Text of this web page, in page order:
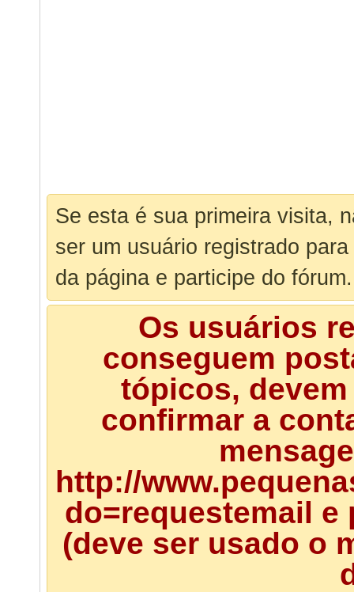
Se esta é sua primeira visita,
ser um usuário registrado
da página e participe do fórum.
Os usuários
conseguem
tópicos,
confirmar a
http://
do=requestemail
(deve ser usado o